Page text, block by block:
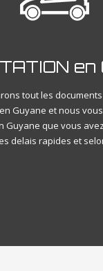
en
tout les
Guyane et nous
Guyane que vous
delais rapides et